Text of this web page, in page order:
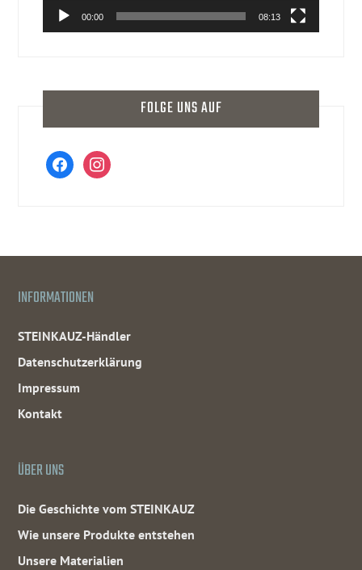
00:00 08:13
FOLGE UNS AUF
facebookinstagram
INFORMATIONEN
STEINKAUZ-Händler
Datenschutzerklärung
Impressum
Kontakt
ÜBER UNS
Die Geschichte vom STEINKAUZ
Wie unsere Produkte entstehen
Unsere Materialien